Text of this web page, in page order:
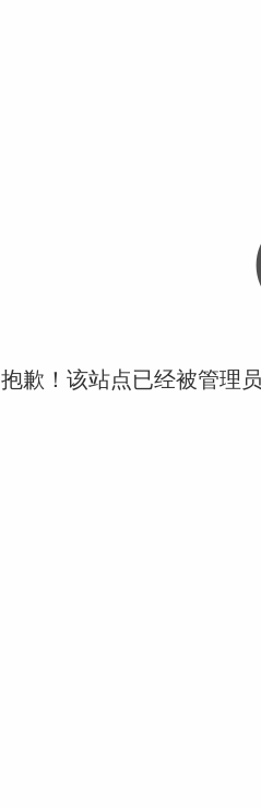
抱歉！该站点已经被管理